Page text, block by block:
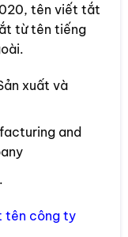
tên viết tắt
từ tên tiếng
xuất và
and
‌tên‌ ‌công‌ ‌ty